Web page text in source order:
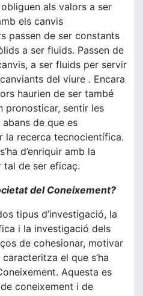
als valors a ser
els canvis
passen de ser constants
a ser fluids. Passen de
a ser fluids per servir
del viure . Encara
haurien de ser també
pronosticar, sentir les
de que es
la recerca tecnocientífica.
d’enriquir amb la
de ser eficaç.
del Coneixement?
tipus d’investigació, la
i la investigació dels
de cohesionar, motivar
el que s’ha
Aquesta es
coneixement i de